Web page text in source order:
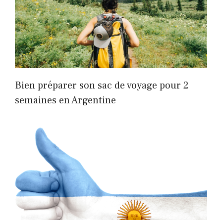
Bien préparer son sac de voyage pour 2
semaines en Argentine